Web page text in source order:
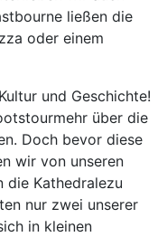
ließen die
oder einem
und Geschichte!
über die
Doch bevor diese
wir von unseren
die Kathedralezu
nur zwei unserer
in kleinen